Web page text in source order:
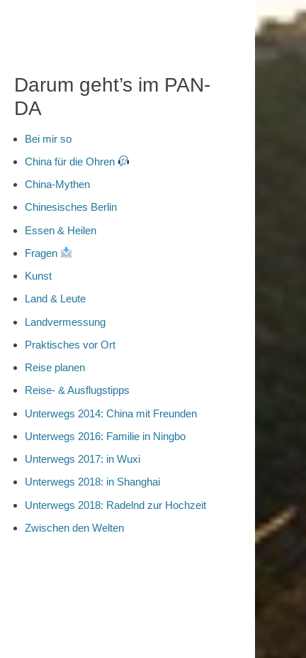
Darum geht’s im PAN-
DA
Bei mir so
China für die Ohren
China-Mythen
Chinesisches Berlin
Essen & Heilen
Fragen
Kunst
Land & Leute
Landvermessung
Praktisches vor Ort
Reise planen
Reise- & Ausflugstipps
Unterwegs 2014: China mit Freunden
Unterwegs 2016: Familie in Ningbo
Unterwegs 2017: in Wuxi
Unterwegs 2018: in Shanghai
Unterwegs 2018: Radelnd zur Hochzeit
Zwischen den Welten